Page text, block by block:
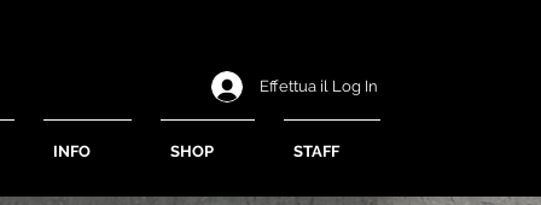
Effettua il Log In
INFO SHOP STAFF